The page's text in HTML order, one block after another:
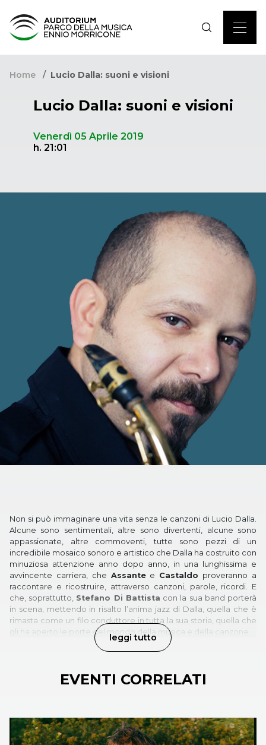
Home Lucio Dalla: suoni e visioni
Lucio Dalla: suoni e visioni
Venerdì 05 Aprile 2019
h. 21:01
Non si può immaginare una vita senza le canzoni di Lucio Dalla.
Alcune sono sentimentali, altre sono divertenti, alcune sono
appassionate, altre commoventi, tutte sono pezzi di un
incredibile mosaico sonoro e artistico che Dalla ha costruito con
minuziosa attenzione anno dopo anno, in una lunghissima e
avvincente carriera, che Assantee Castaldo proveranno a
raccontare e ricostruire, attraverso canzoni, parole, ricordi. E
che, soprattutto, Stefano Di Battista con la sua band porterà
in scena, mettendo in risalto l’anima jazz di Dalla, quella che è
rimasta come un filo conduttore in tutta la sua storia, quella che
gli ha aperto le porte del mondo della musica e della canzone.
leggi tutto
EVENTI CORRELATI